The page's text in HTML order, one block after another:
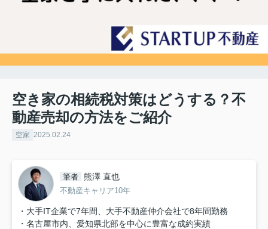
空き家の相続税対策はどうする？不
動産売却の方法をご紹介
空家 2025.02.24
筆者 熊澤 直也
不動産キャリア10年
・大手IT企業で7年間、大手不動産仲介会社で8年間勤務
・名古屋市内、愛知県北部を中心に豊富な成約実績